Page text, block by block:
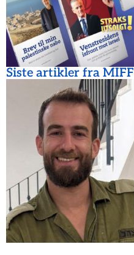
Siste artikler fra MIFF